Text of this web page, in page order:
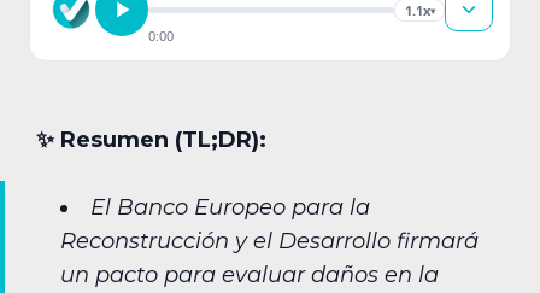
1.1x▾
0:00
✨︎ Resumen (TL;DR):
El Banco Europeo para la
Reconstrucción y el Desarrollo firmará
un pacto para evaluar daños en la